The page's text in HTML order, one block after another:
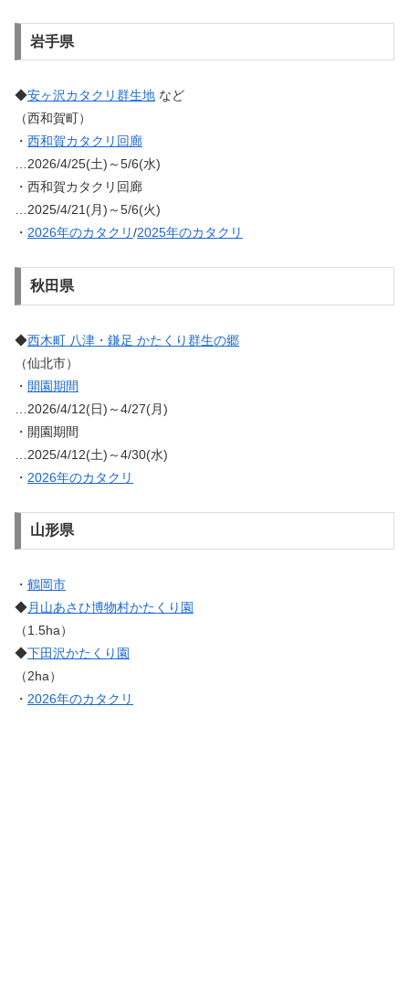
岩手県
◆安ヶ沢カタクリ群生地 など
（西和賀町）
・ 西和賀カタクリ回廊
…2026/4/25(土)～5/6(水)
・西和賀カタクリ回廊
…2025/4/21(月)～5/6(火)
・ 2026年のカタクリ/2025年のカタクリ
秋田県
◆西木町 八津・鎌足 かたくり群生の郷
（仙北市）
・ 開園期間
…2026/4/12(日)～4/27(月)
・開園期間
…2025/4/12(土)～4/30(水)
・ 2026年のカタクリ
山形県
・ 鶴岡市
◆月山あさひ博物村かたくり園
（1.5ha）
◆下田沢かたくり園
（2ha）
・ 2026年のカタクリ